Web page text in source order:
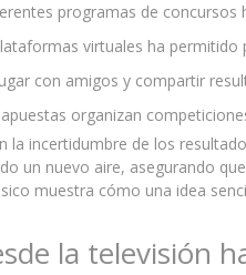
programas de
virtuales ha permitido
con amigos y compartir
organizan
la incertidumbre de los
un nuevo aire, asegurando
muestra cómo una idea
la televisión